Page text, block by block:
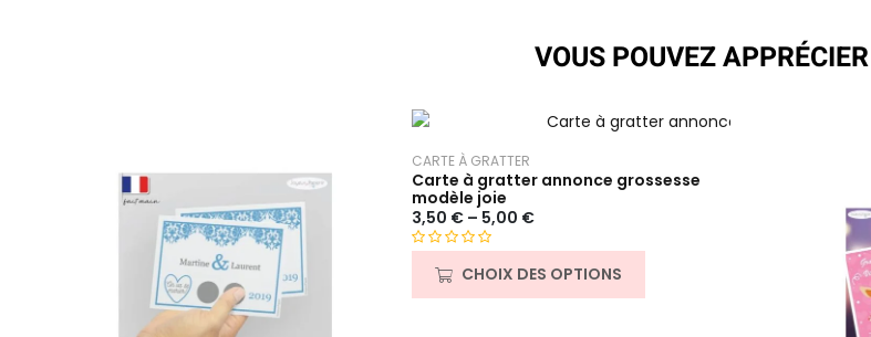
VOUS POUVEZ
CARTE À GRATTER
Carte à gratter annonce grossesse
modèle joie
3,50 €– 5,00 €
CHOIX DES OPTIONS